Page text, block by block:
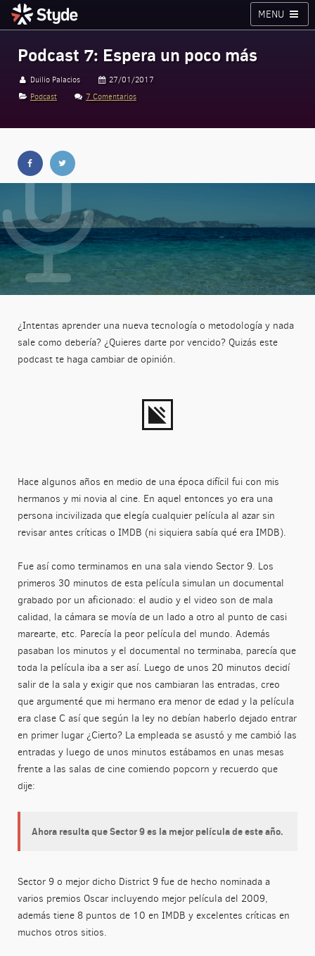
Styde.net
MENU
Podcast 7: Espera un poco más
Duilio Palacios
27/01/2017
Podcast
7 Comentarios
¿Intentas aprender una nueva tecnología o metodología y nada
sale como debería? ¿Quieres darte por vencido? Quizás este
podcast te haga cambiar de opinión.
Hace algunos años en medio de una época difícil fui con mis
hermanos y mi novia al cine. En aquel entonces yo era una
persona incivilizada que elegía cualquier película al azar sin
revisar antes críticas o IMDB (ni siquiera sabía qué era IMDB).
Fue así como terminamos en una sala viendo Sector 9. Los
primeros 30 minutos de esta película simulan un documental
grabado por un aficionado: el audio y el video son de mala
calidad, la cámara se movía de un lado a otro al punto de casi
marearte, etc. Parecía la peor película del mundo. Además
pasaban los minutos y el documental no terminaba, parecía que
toda la película iba a ser así. Luego de unos 20 minutos decidí
salir de la sala y exigir que nos cambiaran las entradas, creo
que argumenté que mi hermano era menor de edad y la película
era clase C así que según la ley no debían haberlo dejado entrar
en primer lugar ¿Cierto? La empleada se asustó y me cambió las
entradas y luego de unos minutos estábamos en unas mesas
frente a las salas de cine comiendo popcorn y recuerdo que
dije:
Ahora resulta que Sector 9 es la mejor película de este año.
Sector 9 o mejor dicho District 9 fue de hecho nominada a
varios premios Oscar incluyendo mejor película del 2009,
además tiene 8 puntos de 10 en IMDB y excelentes críticas en
muchos otros sitios.